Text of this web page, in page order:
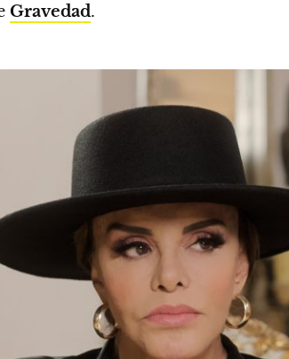
Gravedad.